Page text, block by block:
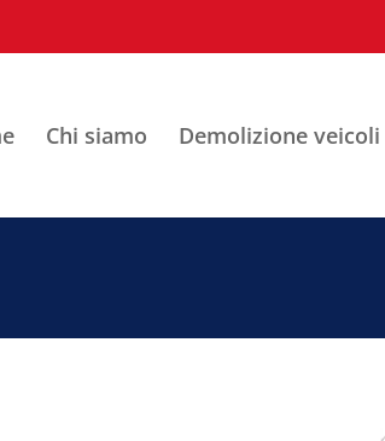
Chi siamo Demolizione veicoli